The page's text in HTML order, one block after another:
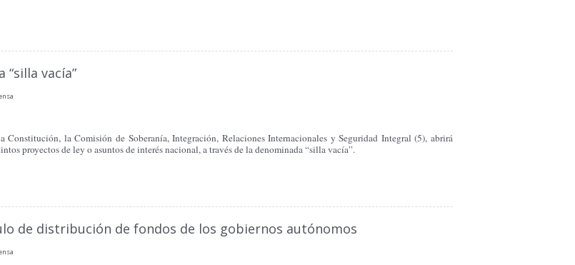
vacía”
la Comisión de Soberanía, Integración, Relaciones Internacionales y Seguridad Integral (5), abrirá
proyectos de ley o asuntos de interés nacional, a través de la denominada “silla vacía”.
de distribución de fondos de los gobiernos autónomos